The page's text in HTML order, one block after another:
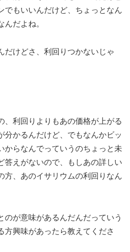
でもいいんだけど、ちょっとなん
だよね。
だけどさ、利回りつかないじゃ
、利回りよりもあの価格が上がる
分かるんだけど、でもなんかビッ
からなんでっていうのちょっと未
答えがないので、もしあの詳しい
方、あのイサリウムの利回りなん
のが意味があるんだんだっていう
方興味があったら教えてくださ